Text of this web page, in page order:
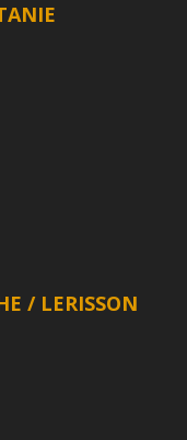
/ LERISSON